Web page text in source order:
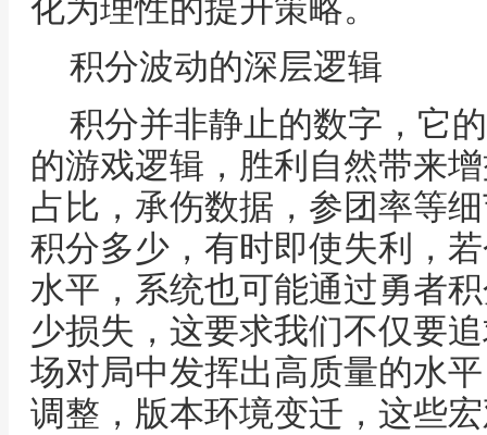
化为理性的提升策略。
积分波动的深层逻辑
积分并非静止的数字，它
的游戏逻辑，胜利自然带来
占比，承伤数据，参团率等
积分多少，有时即使失利，
水平，系统也可能通过勇者
少损失，这要求我们不仅要
场对局中发挥出高质量的水
调整，版本环境变迁，这些